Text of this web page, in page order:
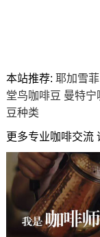
本站推荐: 耶加雪菲
堂鸟咖啡豆 曼特宁
豆种类
更多专业咖啡交流